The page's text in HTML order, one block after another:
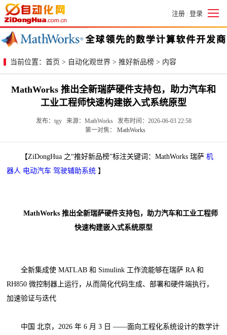
注册 | 登录
当前位置： 首页 > 自动化观世界 > 推好新品榜 > 内容
MathWorks 推出全新瑞萨硬件支持包，助力汽车和
工业工程师快速构建嵌入式系统原型
发布：tgy 来源：MathWorks 发布时间：2026-06-03 22:58
第一对焦： MathWorks
【ZiDongHua 之“推好新品榜”标注关键词：MathWorks 瑞萨机
器人 电动汽车 驾驶辅助系统 】
MathWorks 推出全新瑞萨硬件支持包，助力汽车和工业工程师
快速构建嵌入式系统原型
全新集成使 MATLAB 和 Simulink 工作流能够在瑞萨 RA 和
RH850 微控制器上运行，从而简化代码生成、部署和硬件端执行，
加速验证与迭代
中国 北京，2026 年 6 月 3 日 ——面向工程化系统设计的数学计